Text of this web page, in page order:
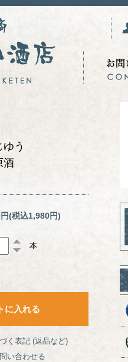
う
酒
(税込1,980円)
本
く表記 (返品など)
い合わせる